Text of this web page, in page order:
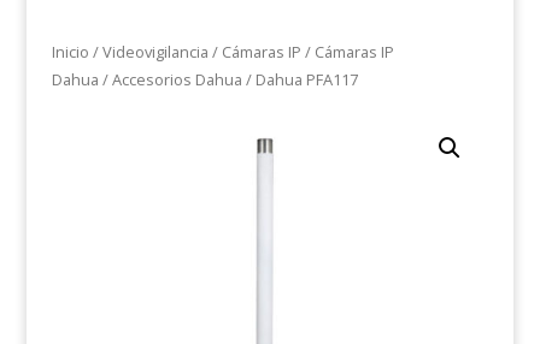
Inicio /Videovigilancia / Cámaras IP / Cámaras IP
Dahua /Accesorios Dahua / Dahua PFA117